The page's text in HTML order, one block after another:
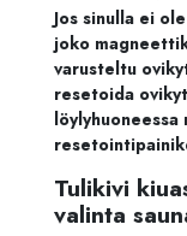
Jos sinulla ei
joko
varusteltu
resetoida
Tulikivi
valinta